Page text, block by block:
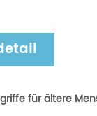
für ältere